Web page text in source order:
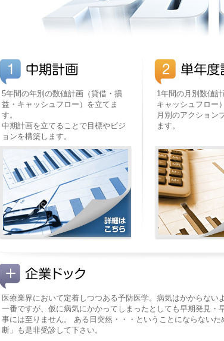
5年間の年別の数値計画（貸借・損
益・キャッシュフロー）を立てま
す。
中期計画を立てることで目標やビジ
ョンを構築します。
1年間の月別数値
キャッシュフロー
月別のアクション
ます。
医療業界において定着しつつある予防医学。病気はかからない
一番ですが、仮に病気にかかってしまったとしても早期発見・
事には至りません。 ある日突然・・・ということにならない
断」も是非受診して下さい。